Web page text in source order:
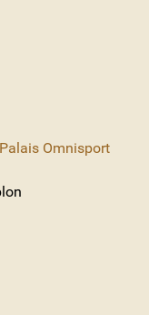
Omnisport